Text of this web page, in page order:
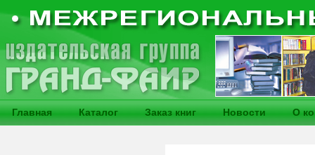
Главная Каталог Заказ книг Новости О